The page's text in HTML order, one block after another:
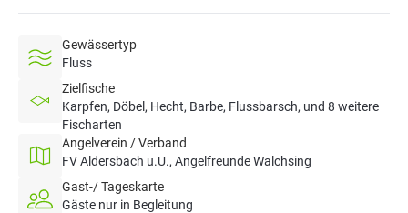
Gewässertyp
Fluss
Zielfische
Karpfen, Döbel, Hecht, Barbe, Flussbarsch, und 8 weitere
Fischarten
Angelverein / Verband
FV Aldersbach u.U., Angelfreunde Walchsing
Gast-/ Tageskarte
Gäste nur in Begleitung